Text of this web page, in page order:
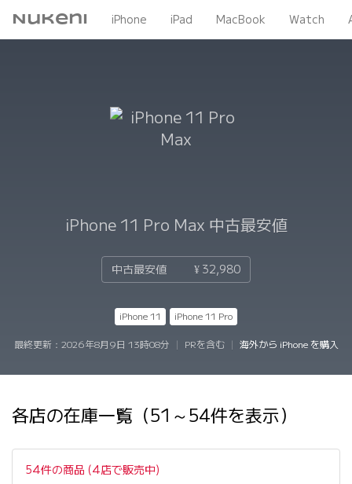
Nukeni iPhone iPad MacBook Watch
iPhone 11 Pro Max 中古最安値
中古最安値 ¥ 32,980
iPhone 11 iPhone 11 Pro
最終更新： 2026年8月9日 13時08分 PRを含む 海外から iPhone を購入
各店の在庫一覧（51～54件を表示）
54件の商品 (4店で販売中)